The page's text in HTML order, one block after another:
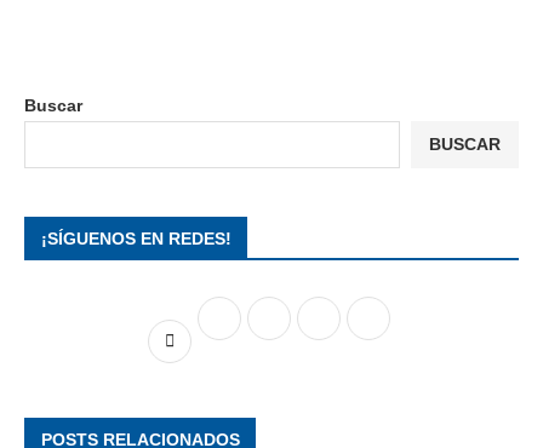
Buscar
BUSCAR
¡SÍGUENOS EN REDES!
POSTS RELACIONADOS